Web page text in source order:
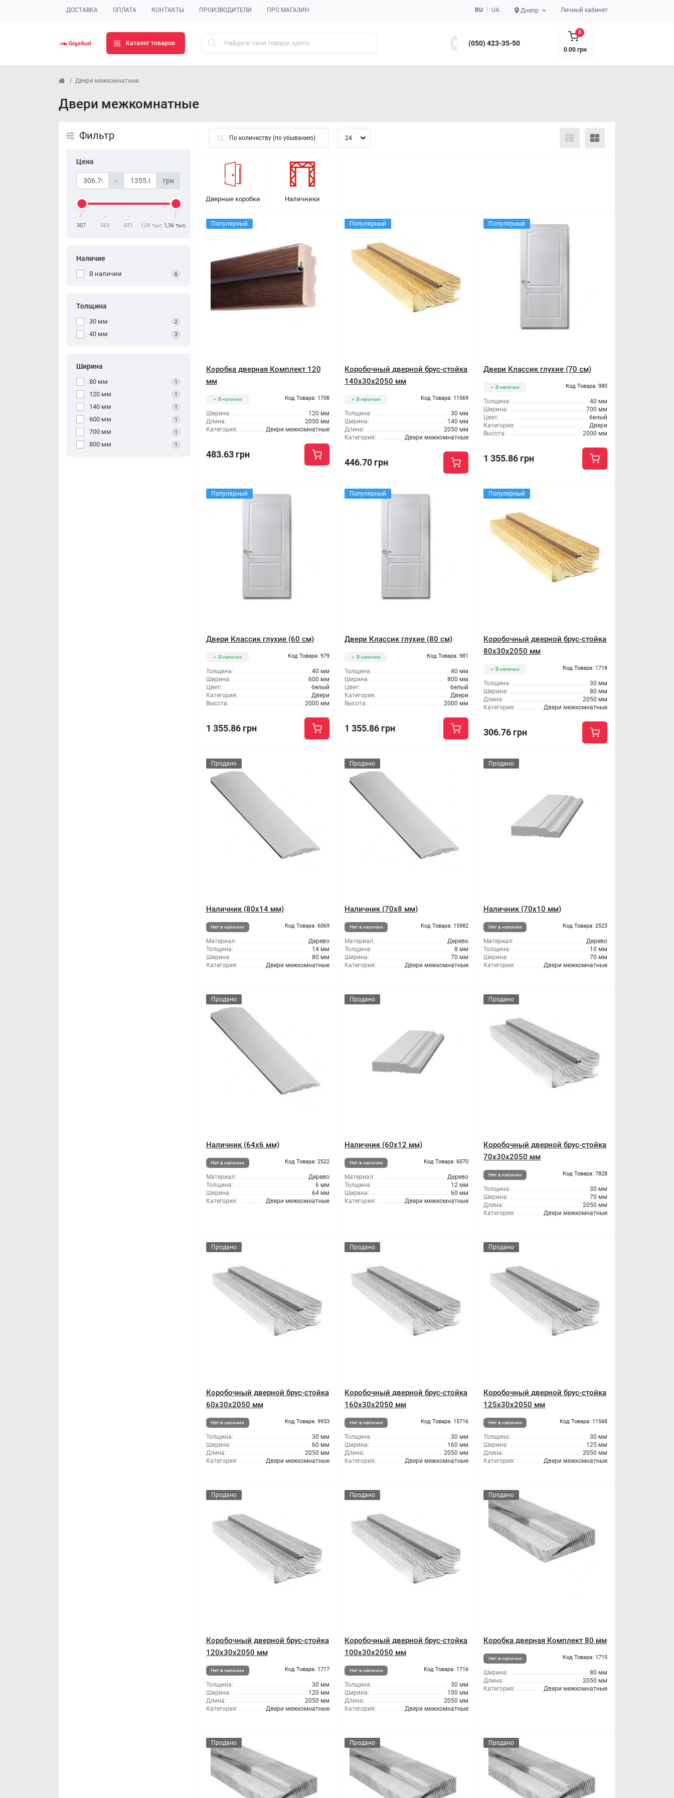
ДОСТАВКА ОПЛАТА КОНТАКТЫ ПРОИЗВОДИТЕЛИ ПРО МАГАЗИН RU UA Днепр Личный кабинет
Каталог товаров (050) 423-35-50
0
0.00 грн
Двери межкомнатные
Двери межкомнатные
Фильтр
Цена
- грн
307 569 831 1,09 тыс. 1,36 тыс.
Наличие
В наличии 6
Толщина
30 мм 2
40 мм 3
Ширина
80 мм 1
120 мм 1
140 мм 1
600 мм 1
700 мм 1
800 мм 1
Дверные коробки Наличники
Популярный
Коробка дверная Комплект 120
мм
В наличии Код Товара: 1708
Ширина:
120 мм
Длина:
2050 мм
Категория:
Двери межкомнатные
483.63 грн
Популярный
Коробочный дверной брус-стойка
140x30x2050 мм
В наличии Код Товара: 11569
Толщина:
30 мм
Ширина:
140 мм
Длина:
2050 мм
Категория:
Двери межкомнатные
446.70 грн
Популярный
Двери Классик глухие (70 см)
В наличии Код Товара: 980
Толщина:
40 мм
Ширина:
700 мм
Цвет:
белый
Категория:
Двери
Высота:
2000 мм
1 355.86 грн
Популярный
Двери Классик глухие (60 см)
В наличии Код Товара: 979
Толщина:
40 мм
Ширина:
600 мм
Цвет:
белый
Категория:
Двери
Высота:
2000 мм
1 355.86 грн
Популярный
Двери Классик глухие (80 см)
В наличии Код Товара: 981
Толщина:
40 мм
Ширина:
800 мм
Цвет:
белый
Категория:
Двери
Высота:
2000 мм
1 355.86 грн
Популярный
Коробочный дверной брус-стойка
80x30x2050 мм
В наличии Код Товара: 1718
Толщина:
30 мм
Ширина:
80 мм
Длина:
2050 мм
Категория:
Двери межкомнатные
306.76 грн
Продано
Наличник (80x14 мм)
Нет в наличии Код Товара: 6069
Материал:
Дерево
Толщина:
14 мм
Ширина:
80 мм
Категория:
Двери межкомнатные
Продано
Наличник (70x8 мм)
Нет в наличии Код Товара: 15982
Материал:
Дерево
Толщина:
8 мм
Ширина:
70 мм
Категория:
Двери межкомнатные
Продано
Наличник (70x10 мм)
Нет в наличии Код Товара: 2523
Материал:
Дерево
Толщина:
10 мм
Ширина:
70 мм
Категория:
Двери межкомнатные
Продано
Наличник (64x6 мм)
Нет в наличии Код Товара: 2522
Материал:
Дерево
Толщина:
6 мм
Ширина:
64 мм
Категория:
Двери межкомнатные
Продано
Наличник (60x12 мм)
Нет в наличии Код Товара: 6070
Материал:
Дерево
Толщина:
12 мм
Ширина:
60 мм
Категория:
Двери межкомнатные
Продано
Коробочный дверной брус-стойка
70x30x2050 мм
Нет в наличии Код Товара: 7828
Толщина:
30 мм
Ширина:
70 мм
Длина:
2050 мм
Категория:
Двери межкомнатные
Продано
Коробочный дверной брус-стойка
60x30x2050 мм
Нет в наличии Код Товара: 9933
Толщина:
30 мм
Ширина:
60 мм
Длина:
2050 мм
Категория:
Двери межкомнатные
Продано
Коробочный дверной брус-стойка
160x30x2050 мм
Нет в наличии Код Товара: 15716
Толщина:
30 мм
Ширина:
160 мм
Длина:
2050 мм
Категория:
Двери межкомнатные
Продано
Коробочный дверной брус-стойка
125x30x2050 мм
Нет в наличии Код Товара: 11568
Толщина:
30 мм
Ширина:
125 мм
Длина:
2050 мм
Категория:
Двери межкомнатные
Продано
Коробочный дверной брус-стойка
120x30x2050 мм
Нет в наличии Код Товара: 1717
Толщина:
30 мм
Ширина:
120 мм
Длина:
2050 мм
Категория:
Двери межкомнатные
Продано
Коробочный дверной брус-стойка
100x30x2050 мм
Нет в наличии Код Товара: 1716
Толщина:
30 мм
Ширина:
100 мм
Длина:
2050 мм
Категория:
Двери межкомнатные
Продано
Коробка дверная Комплект 80 мм
Нет в наличии Код Товара: 1715
Ширина:
80 мм
Длина:
2050 мм
Категория:
Двери межкомнатные
Продано Продано Продано